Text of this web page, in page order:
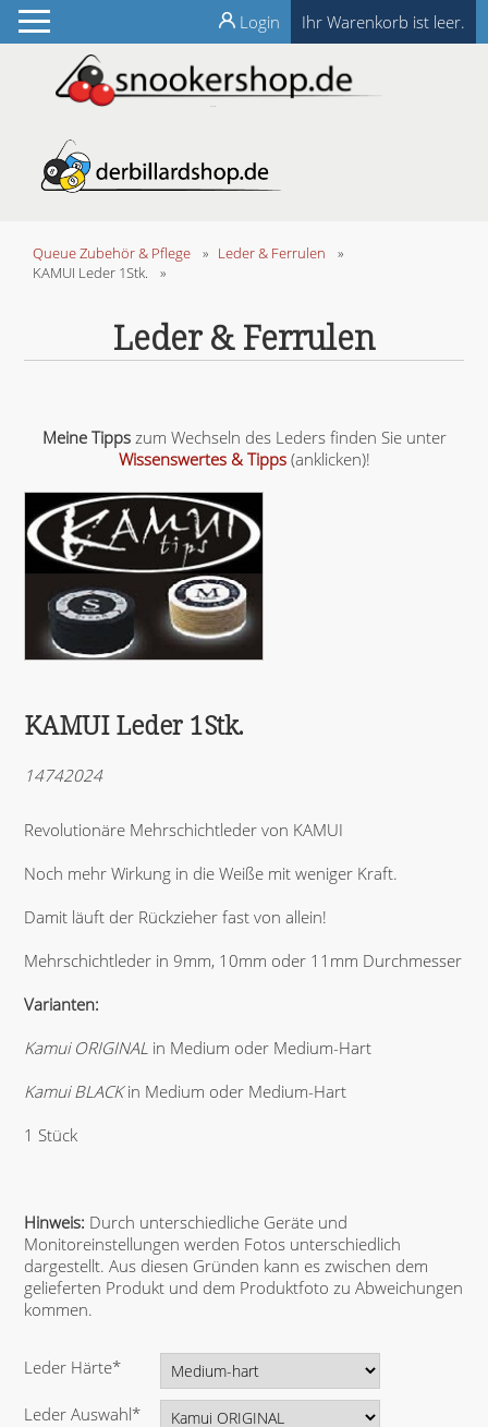
Ihr Warenkorb ist leer.
Login
Queue Zubehör & Pflege » Leder & Ferrulen
»
KAMUI Leder 1Stk.
»
Leder & Ferrulen
Meine Tipps zum Wechseln des Leders finden Sie unter
Wissenswertes & Tipps(anklicken)!
KAMUI Leder 1Stk.
14742024
Revolutionäre Mehrschichtleder von KAMUI
Noch mehr Wirkung in die Weiße mit weniger Kraft.
Damit läuft der Rückzieher fast von allein!
Mehrschichtleder in 9mm, 10mm oder 11mm Durchmesser
Varianten:
Kamui ORIGINALin Medium oder Medium-Hart
Kamui BLACKin Medium oder Medium-Hart
1 Stück
Hinweis: Durch unterschiedliche Geräte und
Monitoreinstellungen werden Fotos unterschiedlich
dargestellt. Aus diesen Gründen kann es zwischen dem
gelieferten Produkt und dem Produktfoto zu Abweichungen
kommen.
P
l
Leder Härte*
PLeder Auswahl*